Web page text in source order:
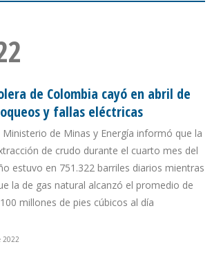
de Colombia cayó en abril de
y fallas eléctricas
Ministerio de Minas y Energía informó que la
de crudo durante el cuarto mes del
estuvo en 751.322 barriles diarios mientras
la de gas natural alcanzó el promedio de
millones de pies cúbicos al día
2022